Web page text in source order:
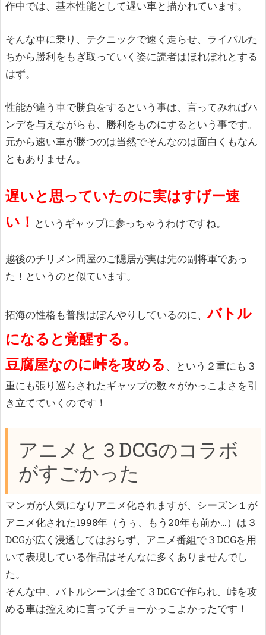
作中では、基本性能として遅い車と描かれています。
そんな車に乗り、テクニックで速く走らせ、ライバルた
ちから勝利をもぎ取っていく姿に読者はほれぼれとする
はず。
性能が違う車で勝負をするという事は、言ってみればハ
ンデを与えながらも、勝利をものにするという事です。
元から速い車が勝つのは当然でそんなのは面白くもなん
ともありません。
遅いと思っていたのに実はすげー速
い！ というギャップに参っちゃうわけですね。
越後のチリメン問屋のご隠居が実は先の副将軍であっ
た！というのと似ています。
拓海の性格も普段はぼんやりしているのに、バトル
になると覚醒する。
豆腐屋なのに峠を攻める 、という２重にも３
重にも張り巡らされたギャップの数々がかっこよさを引
き立てていくのです！
アニメと３DCGのコラボ
がすごかった
マンガが人気になりアニメ化されますが、シーズン１が
アニメ化された1998年（うぅ、もう20年も前か…）は３
DCGが広く浸透してはおらず、アニメ番組で３DCGを用
いて表現している作品はそんなに多くありませんでし
た。
そんな中、バトルシーンは全て３DCGで作られ、峠を攻
める車は控えめに言ってチョーかっこよかったです！